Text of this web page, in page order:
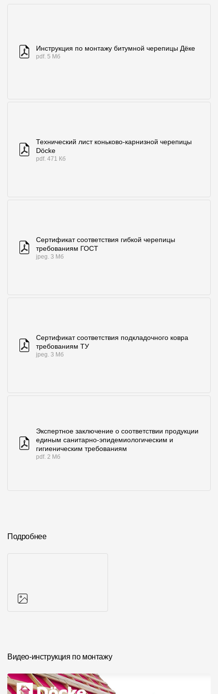
8 800 100 71 45site@docke.ru
Инструкция по монтажу битумной черепицы Дёке
pdf. 5 Мб
Технический лист коньково-карнизной черепицы
Döcke
pdf. 471 Кб
Сертификат соответствия гибкой черепицы
требованиям ГОСТ
jpeg. 3 Мб
Сертификат соответствия подкладочного ковра
требованиям ТУ
jpeg. 3 Мб
Экспертное заключение о соответствии продукции
единым санитарно-эпидемиологическим и
гигиеническим требованиям
pdf. 2 Мб
Подробнее
Видео-инструкция по монтажу